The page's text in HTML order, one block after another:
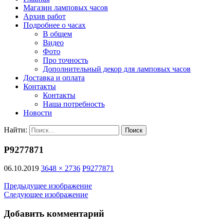
Магазин ламповых часов
Архив работ
Подробнее о часах
В общем
Видео
Фото
Про точность
Дополнительный декор для ламповых часов
Доставка и оплата
Контакты
Контакты
Наша потребность
Новости
Найти:
P9277871
06.10.2019 3648 × 2736 P9277871
Предыдущее изображение
Следующее изображение
Добавить комментарий